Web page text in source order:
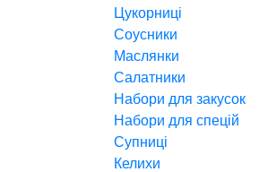
Цукорниці
Соусники
Маслянки
Салатники
Набори для закусок
Набори для спецій
Супниці
Келихи